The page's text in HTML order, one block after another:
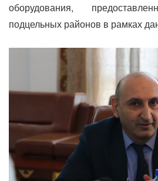
оборудования,
подцельных районов в рамках